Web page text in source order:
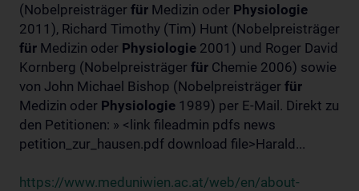
(Nobelpreisträger für Medizin oder Physiologie
2011), Richard Timothy (Tim) Hunt (Nobelpreisträger
für Medizin oder Physiologie 2001) und Roger David
Kornberg (Nobelpreisträger für Chemie 2006) sowie
von John Michael Bishop (Nobelpreisträger für
Medizin oder Physiologie 1989) per E-Mail. Direkt zu
den Petitionen: » <link fileadmin pdfs news
petition_zur_hausen.pdf download file>Harald...
https://www.meduniwien.ac.at/web/en/about-